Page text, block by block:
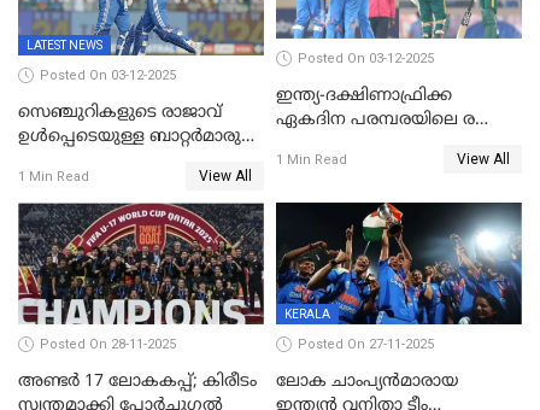
LATEST NEWS
Posted On 03-12-2025
സെഞ്ചുറികളുടെ രാജാവ്
ഉൾപ്പെടെയുള്ള ബാറ്റർമാരുടെ
ഇന്ത്യയ്ക്ക് 358 റൺസ്
1 Min Read View All
Posted On 03-12-2025
ഇന്ത്യ-ദക്ഷിണാഫ്രിക്ക
ഏകദിന പരമ്പരയിലെ രണ്ടാം
1 Min Read View All
Posted On 28-11-2025
അണ്ടര്‍ 17 ലോകകപ്പ്; കിരീടം
സ്വന്തമാക്കി പോര്‍ച്ചുഗല്‍
KERALA
Posted On 27-11-2025
ലോക ചാംപ്യൻമാരായ
ഇന്ത്യൻ വനിതാ ടീം